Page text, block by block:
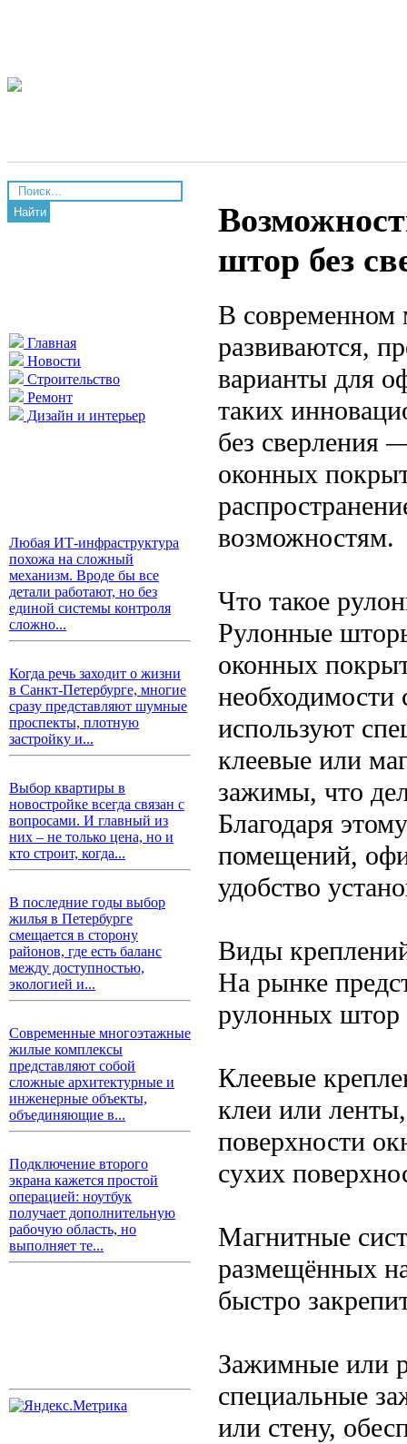
Найти
Главная
Новости
Строительство
Ремонт
Дизайн и интерьер
Любая ИТ-инфраструктура
похожа на сложный
механизм. Вроде бы все
детали работают, но без
единой системы контроля
сложно...
Когда речь заходит о жизни
в Санкт-Петербурге, многие
сразу представляют шумные
проспекты, плотную
застройку и...
Выбор квартиры в
новостройке всегда связан с
вопросами. И главный из
них – не только цена, но и
кто строит, когда...
В последние годы выбор
жилья в Петербурге
смещается в сторону
районов, где есть баланс
между доступностью,
экологией и...
Современные многоэтажные
жилые комплексы
представляют собой
сложные архитектурные и
инженерные объекты,
объединяющие в...
Подключение второго
экрана кажется простой
операцией: ноутбук
получает дополнительную
рабочую область, но
выполняет те...
штор без
В современном
развиваются,
варианты для
таких
без сверления
оконных
возможностям.
Что такое
Рулонные
оконных
необходимости
используют
клеевые или
зажимы, что
Благодаря
помещений,
удобство
Виды
На рынке
рулонных штор
Клеевые
клеи или
поверхности
сухих
Магнитные
размещённых
быстро
Зажимные или
специальные
или стену,